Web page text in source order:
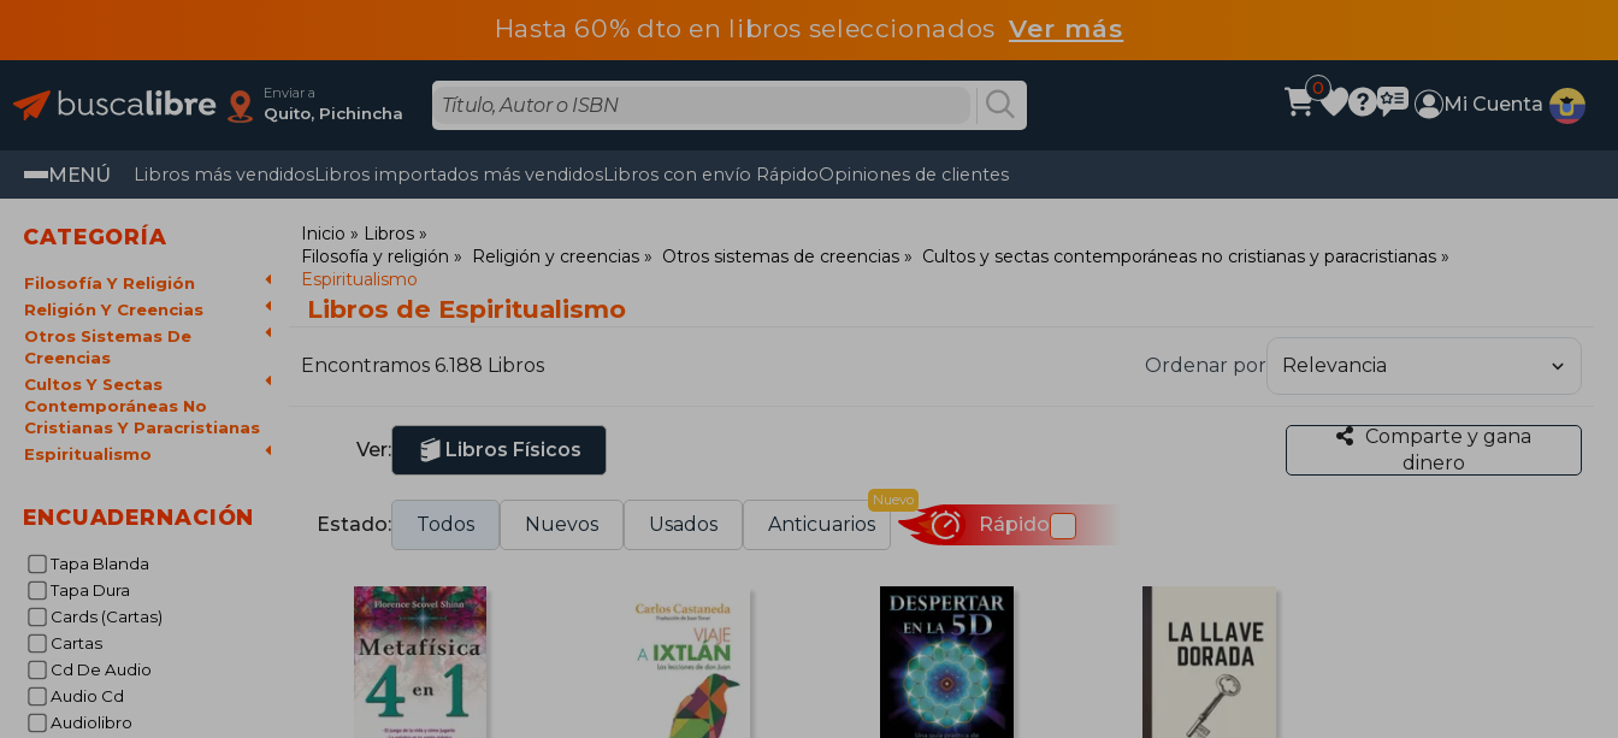
Hasta 60% dto en libros seleccionadosVer más
Enviar a
Quito, Pichincha
0
Mi Cuenta
MENÚ Libros más vendidosLibros importados más vendidosLibros con envío RápidoOpiniones de clientes
CATEGORÍA
Filosofía Y Religión
Religión Y Creencias
Otros Sistemas De
Creencias
Cultos Y Sectas
Contemporáneas No
Cristianas Y Paracristianas
Espiritualismo
ENCUADERNACIÓN
Tapa Blanda
Tapa Dura
Cards (Cartas)
Cartas
Cd De Audio
Audio Cd
Audiolibro
Inicio
Libros
Filosofía y religión
Religión y creencias Otros sistemas de creencias
Cultos y sectas contemporáneas no cristianas y paracristianas
Espiritualismo
Libros de Espiritualismo
Encontramos 6.188 Libros Ordenar por
Ver: Libros Físicos
Comparte y gana
dinero
Estado: Todos Nuevos Usados Anticuarios
Nuevo
Rápido